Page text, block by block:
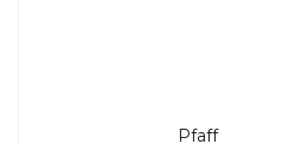
Pfaff